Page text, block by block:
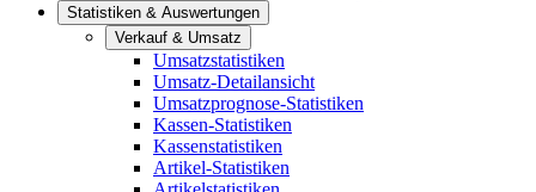
Statistiken & Auswertungen
Verkauf & Umsatz
Umsatzstatistiken
Umsatz-Detailansicht
Umsatzprognose-Statistiken
Kassen-Statistiken
Kassenstatistiken
Artikel-Statistiken